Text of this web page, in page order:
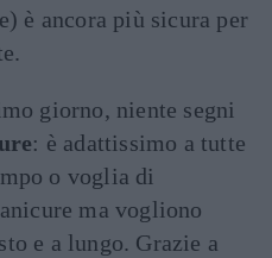
è ancora più sicura per
giorno, niente segni
: è adattissimo a tutte
o voglia di
ma vogliono
e a lungo. Grazie a